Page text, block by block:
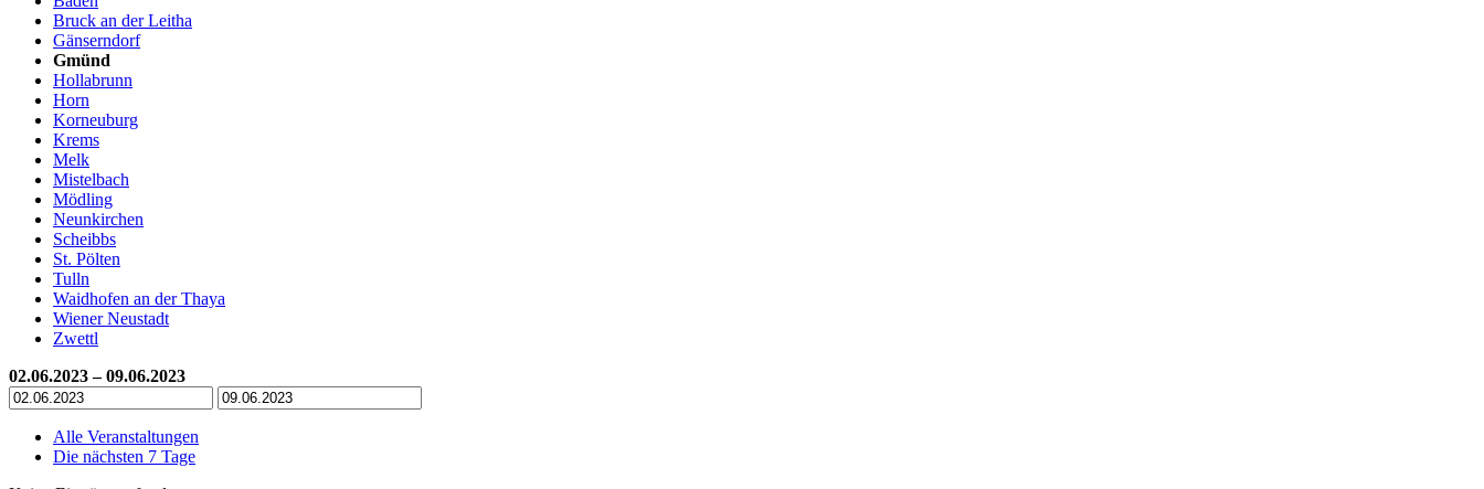
Bruck an der Leitha
Gänserndorf
Gmünd
Hollabrunn
Horn
Korneuburg
Krems
Melk
Mistelbach
Mödling
Neunkirchen
Scheibbs
St. Pölten
Tulln
Waidhofen an der Thaya
Wiener Neustadt
Zwettl
02.06.2023 – 09.06.2023
Alle Veranstaltungen
Die nächsten 7 Tage